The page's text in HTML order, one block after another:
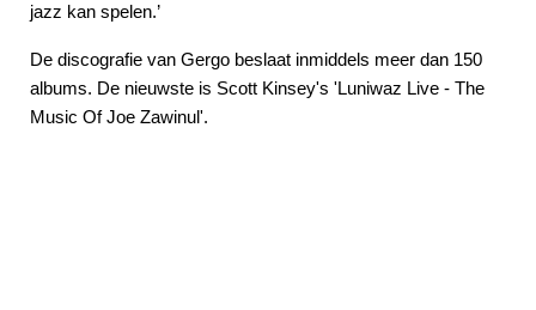
jazz kan spelen.’
De discografie van Gergo beslaat inmiddels meer dan 150
albums. De nieuwste is Scott Kinsey's 'Luniwaz Live - The
Music Of Joe Zawinul'.